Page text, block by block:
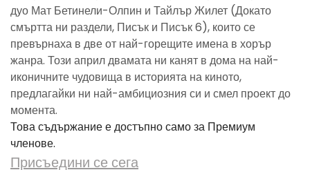
дуо Мат Бетинели-Олпин и Тайлър Жилет (Докато
смъртта ни раздели, Писък и Писък 6), които се
превърнаха в две от най-горещите имена в хорър
жанра. Този април двамата ни канят в дома на най-
иконичните чудовища в историята на киното,
предлагайки ни най-амбициозния си и смел проект до
момента.
Това съдържание е достъпно само за Премиум
членове.
Присъедини се сега